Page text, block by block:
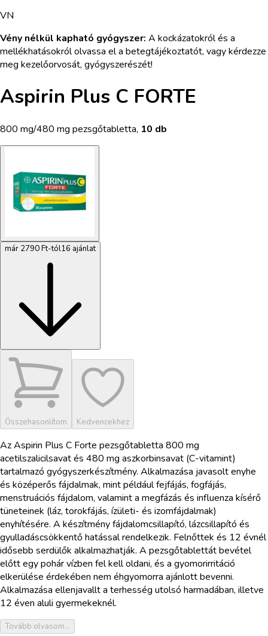
VN
Vény nélkül kapható gyógyszer: A kockázatokról és a
mellékhatásokról olvassa el a betegtájékoztatót, vagy kérdezze
meg kezelőorvosát, gyógyszerészét!
Aspirin Plus C FORTE
800 mg/480 mg pezsgőtabletta, 10 db
már 2790 Ft-tól16 ajánlat
Összehasonlítom Kedvencekhez
Az Aspirin Plus C Forte pezsgőtabletta 800 mg
acetilszalicilsavat és 480 mg aszkorbinsavat (C-vitamint)
tartalmazó gyógyszerkészítmény. Alkalmazása javasolt enyhe
és középerős fájdalmak, mint például fejfájás, fogfájás,
menstruációs fájdalom, valamint a megfázás és influenza kísérő
tüneteinek (láz, torokfájás, ízületi- és izomfájdalmak)
enyhítésére. A készítmény fájdalomcsillapító, lázcsillapító és
gyulladáscsökkentő hatással rendelkezik. Felnőttek és 12 évnél
idősebb serdülők alkalmazhatják. A pezsgőtablettát bevétel
előtt egy pohár vízben fel kell oldani, és a gyomorirritáció
elkerülése érdekében nem éhgyomorra ajánlott bevenni.
Alkalmazása ellenjavallt a terhesség utolsó harmadában, illetve
12 éven aluli gyermekeknél.
Tovább olvasom...